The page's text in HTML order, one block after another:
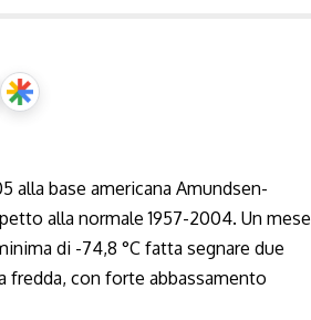
base americana Amundsen-
alla normale 1957-2004. Un mese
di -74,8 °C fatta segnare due
fredda, con forte abbassamento